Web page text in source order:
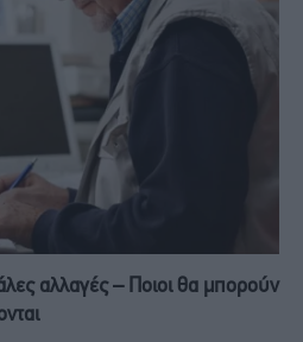
αλλαγές – Ποιοι θα μπορούν